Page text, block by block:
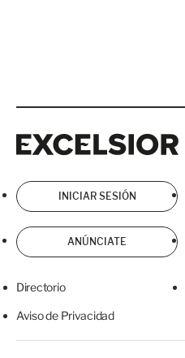
INICIAR SESIÓN
ANÚNCIATE
Directorio
Aviso de Privacidad